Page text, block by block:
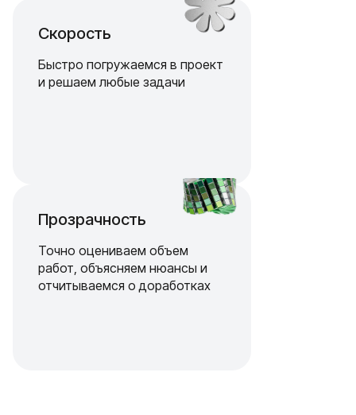
Скорость
Быстро погружаемся в проект
и решаем любые задачи
Прозрачность
Точно оцениваем объем
работ, объясняем нюансы и
отчитываемся о доработках